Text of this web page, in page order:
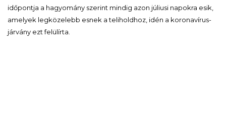
időpontja a hagyomány szerint mindig azon júliusi napokra esik,
amelyek legközelebb esnek a teliholdhoz, idén a koronavírus-
járvány ezt felülírta.